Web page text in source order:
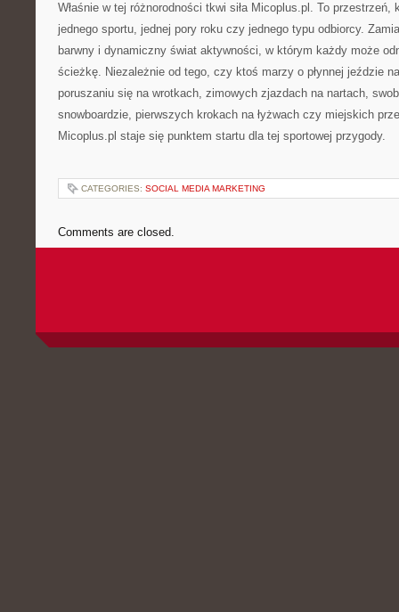
Właśnie w tej różnorodności tkwi siła Micoplus.pl. To przestrzeń,
jednego sportu, jednej pory roku czy jednego typu odbiorcy.
barwny i dynamiczny świat aktywności, w którym każdy może
ścieżkę. Niezależnie od tego, czy ktoś marzy o płynnej jeździe
poruszaniu się na wrotkach, zimowych zjazdach na nartach,
snowboardzie, pierwszych krokach na łyżwach czy miejskich
Micoplus.pl staje się punktem startu dla tej sportowej przygody.
CATEGORIES: SOCIAL MEDIA MARKETING
Comments are closed.